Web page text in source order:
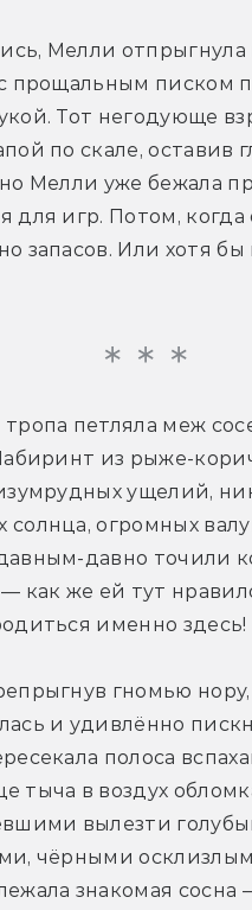
Мелли отпрыгнула
прощальным писком
Тот негодующе
по скале, оставив
Мелли уже бежала
для игр. Потом, когда
запасов. Или хотя бы
петляла меж
из рыже-
ущелий,
огромных
давно точили
как же ей тут
именно здесь!
гномью
и удивлённо
полоса
тыча в воздух
вылезти
чёрными
знакомая сосна